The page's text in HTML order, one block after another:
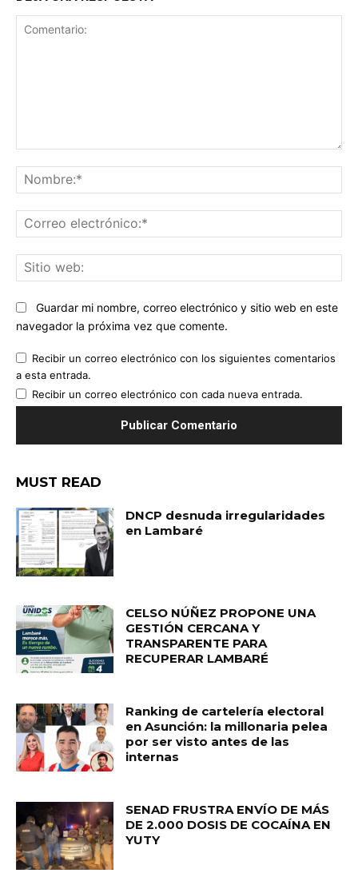
Guardar mi nombre, correo electrónico y sitio web en este
navegador la próxima vez que comente.
Recibir un correo electrónico con los siguientes comentarios
a esta entrada.
Recibir un correo electrónico con cada nueva entrada.
MUST READ
DNCP desnuda irregularidades
en Lambaré
CELSO NÚÑEZ PROPONE UNA
GESTIÓN CERCANA Y
TRANSPARENTE PARA
RECUPERAR LAMBARÉ
Ranking de cartelería electoral
en Asunción: la millonaria pelea
por ser visto antes de las
internas
SENAD FRUSTRA ENVÍO DE MÁS
DE 2.000 DOSIS DE COCAÍNA EN
YUTY